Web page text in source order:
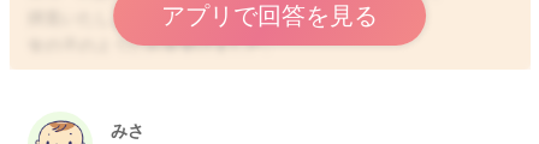
拝見いたしました。
女の子のようにお見受けました。
足を閉じていない様子ですし、男の子のシンボルも見えないよ
しかし助産師の範疇を超えてしまうことになるため、診断を行
アプリで回答を見る
みさ